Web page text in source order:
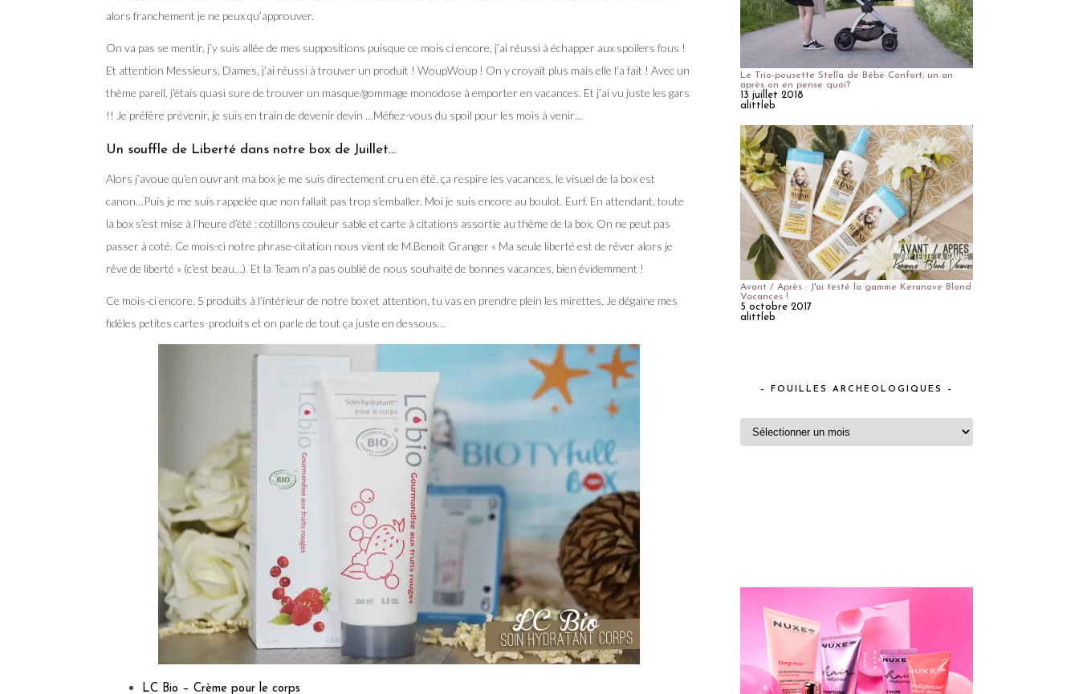
alors franchement je ne peux qu’approuver.
On va pas se mentir, j’y suis allée de mes suppositions puisque ce mois ci encore, j’ai réussi à échapper aux spoilers fous !
Et attention Messieurs, Dames, j’ai réussi à trouver un produit ! WoupWoup ! On y croyait plus mais elle l’a fait ! Avec un
thème pareil, j’étais quasi sure de trouver un masque/gommage monodose à emporter en vacances. Et j’ai vu juste les gars
!! Je préfère prévenir, je suis en train de devenir devin …Méfiez-vous du spoil pour les mois à venir…
Un souffle de Liberté dans notre box de Juillet…
Alors j’avoue qu’en ouvrant ma box je me suis directement cru en été. ça respire les vacances, le visuel de la box est
canon…Puis je me suis rappelée que non fallait pas trop s’emballer. Moi je suis encore au boulot. Eurf. En attendant, toute
la box s’est mise à l’heure d’été : cotillons couleur sable et carte à citations assortie au thème de la box. On ne peut pas
passer à coté. Ce mois-ci notre phrase-citation nous vient de M.Benoit Granger « Ma seule liberté est de rêver alors je
rêve de liberté » (c’est beau…). Et la Team n’a pas oublié de nous souhaité de bonnes vacances, bien évidemment !
Ce mois-ci encore, 5 produits à l’intérieur de notre box et attention, tu vas en prendre plein les mirettes. Je dégaine mes
fidèles petites cartes-produits et on parle de tout ça juste en dessous…
LC Bio – Crème pour le corps
Le Trio-pousette Stella de Bébé Confort, un an
après on en pense quoi?
13 juillet 2018
alittleb
Avant / Après : J'ai testé la gamme Keranove Blond
Vacances !
5 octobre 2017
alittleb
– FOUILLES ARCHEOLOGIQUES –